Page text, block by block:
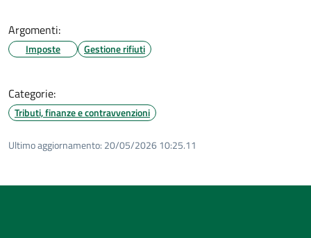
Argomenti:
Imposte Gestione rifiuti
Categorie:
Tributi, finanze e contravvenzioni
Ultimo aggiornamento: 20/05/2026 10:25.11